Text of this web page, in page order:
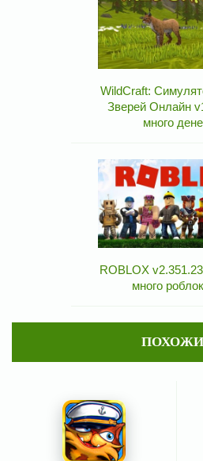
WildCraft:
Зверей Онлайн
много
ROBLOX
много